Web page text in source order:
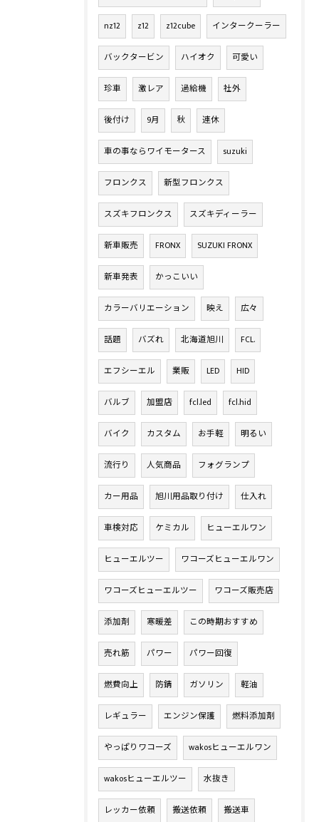
nz12 z12 z12cube インタークーラー
バックタービン ハイオク 可愛い
珍車 激レア 過給機 社外
後付け 9月 秋 連休
車の事ならワイモータース suzuki
フロンクス 新型フロンクス
スズキフロンクス スズキディーラー
新車販売 FRONX SUZUKI FRONX
新車発表 かっこいい
カラーバリエーション 映え 広々
話題 バズれ 北海道旭川 FCL.
エフシーエル 業販 LED HID
バルブ 加盟店 fcl.led fcl.hid
バイク カスタム お手軽 明るい
流行り 人気商品 フォグランプ
カー用品 旭川用品取り付け 仕入れ
車検対応 ケミカル ヒューエルワン
ヒューエルツー ワコーズヒューエルワン
ワコーズヒューエルツー ワコーズ販売店
添加剤 寒暖差 この時期おすすめ
売れ筋 パワー パワー回復
燃費向上 防錆 ガソリン 軽油
レギュラー エンジン保護 燃料添加剤
やっぱりワコーズ wakosヒューエルワン
wakosヒューエルツー 水抜き
レッカー依頼 搬送依頼 搬送車